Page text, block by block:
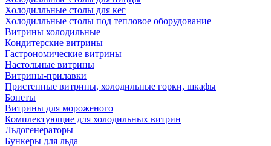
Холодилльные столы для кег
Холодилльные столы под тепловое оборудование
Витрины холодильные
Кондитерские витрины
Гастрономические витрины
Настольные витрины
Витрины-прилавки
Пристенные витрины, холодильные горки, шкафы
Бонеты
Витрины для мороженого
Комплектующие для холодильных витрин
Льдогенераторы
Бункеры для льда